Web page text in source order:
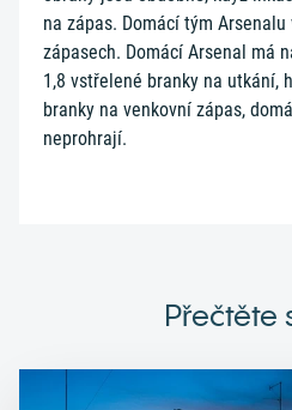
na zápas. Domácí tým
zápasech. Domácí Arsenal má
1,8 vstřelené branky na utkání,
branky na venkovní zápas,
neprohrají.
Přečtěte